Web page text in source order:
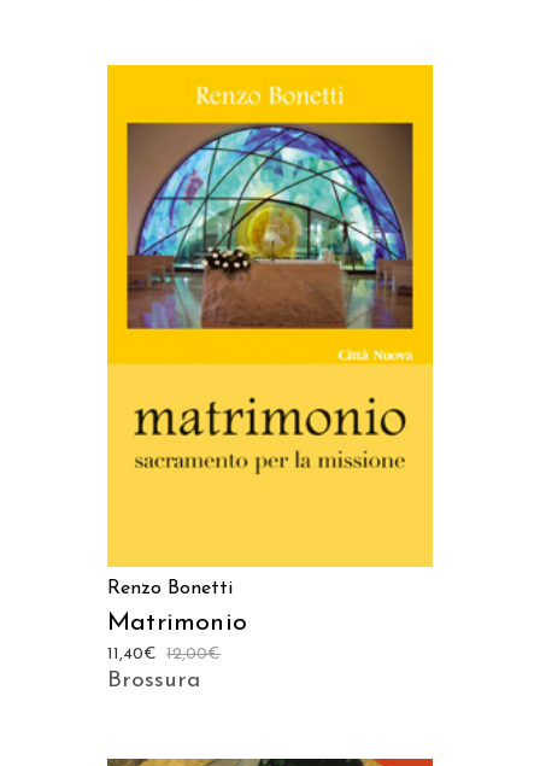
AGGIUNGI AL CARRELLO
Renzo Bonetti
Matrimonio
12,00€
11,40€
Brossura